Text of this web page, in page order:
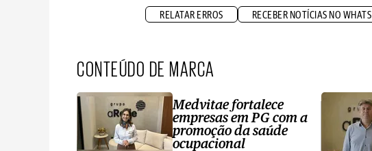
RELATAR ERROS RECEBER NOTÍCIAS NO WHATS
CONTEÚDO DE MARCA
Medvitae fortalece
empresas em PG com a
promoção da saúde
ocupacional